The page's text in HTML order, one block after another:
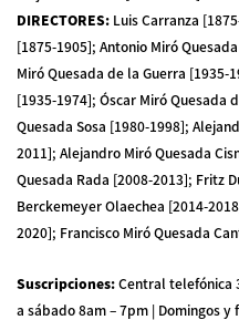
DIRECTORES: Luis Carranza
[1875-1905]; Antonio Miró
Miró Quesada de la Guerra [1935-
[1935-1974]; Óscar Miró Quesada
Quesada Sosa [1980-1998];
2011]; Alejandro Miró Quesada
Quesada Rada [2008-2013]; Fritz
Berckemeyer Olaechea [2014-
2020]; Francisco Miró Quesada
Suscripciones:Central telefónica
a sábado 8am – 7pm | Domingos y